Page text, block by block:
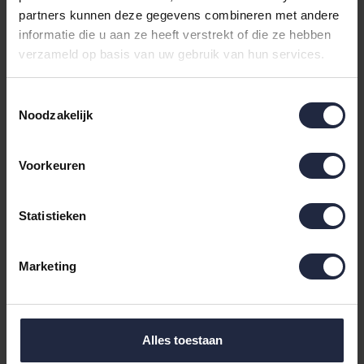
partners kunnen deze gegevens combineren met andere
informatie die u aan ze heeft verstrekt of die ze hebben
verzameld op basis van uw gebruik van hun services.
Noodzakelijk
Voorkeuren
Statistieken
Marketing
Alles toestaan
Naturel 60x90 cm
54,95 39,50
SierKussen Oranje